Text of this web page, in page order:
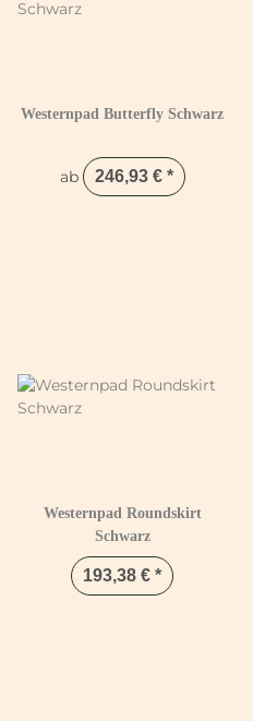
Westernpad Butterfly Schwarz
ab 246,93 € *
Westernpad Roundskirt
Schwarz
193,38 € *